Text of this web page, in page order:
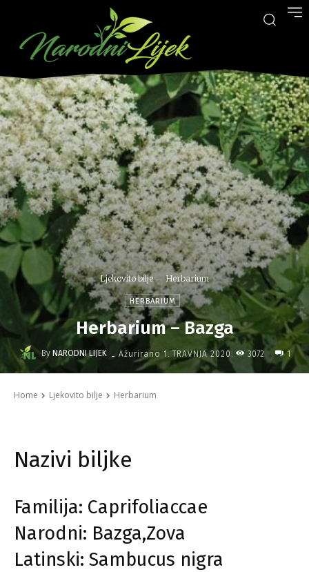
Ljekovito bilje Herbarium
HERBARIUM
Herbarium – Bazga
By NARODNI LIJEK - Ažurirano 1. TRAVNJA 2020. 3072 1
Home Ljekovito bilje Herbarium
Nazivi biljke
Familija: Caprifoliaccae
Narodni: Bazga,Zova
Latinski: Sambucus nigra